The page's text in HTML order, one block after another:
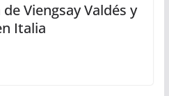
Viengsay Valdés y
Italia